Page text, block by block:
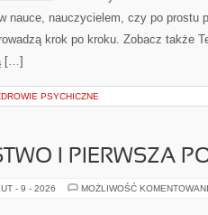
nauce, nauczycielem, czy po prostu
krok po kroku. Zobacz także
[…]
PSYCHICZNE
I PIERWSZA
- 9 - 2026 MOŻLIWOŚĆ